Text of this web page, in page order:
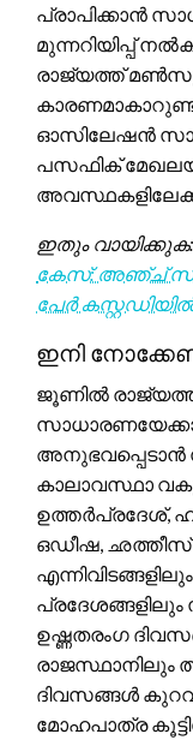
പ്രാപിക്കാൻ
മുന്നറിയിപ്പ്
രാജ്യത്ത്
ഓസിലേഷൻ
പസഫിക്
അവസ്ഥകളിലേക്ക്
ഇതും വായിക്കുക:
കേസ്: അഞ്ച്
പേർ
ഇനി
ജൂണിൽ
കാലാവസ്ഥാ
ഉത്തർപ്രദേശ്,
ഒഡീഷ,
ഉഷ്ണതരംഗ
രാജസ്ഥാനിലും
ദിവസങ്ങൾ
മോഹപാത്ര